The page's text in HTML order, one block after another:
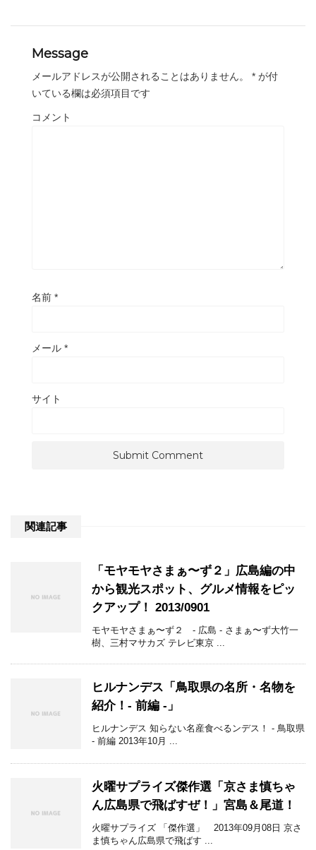
Message
メールアドレスが公開されることはありません。 * が付
いている欄は必須項目です
コメント
名前 *
メール *
サイト
関連記事
「モヤモヤさまぁ〜ず２」広島編の中
から観光スポット、グルメ情報をピッ
クアップ！ 2013/0901
モヤモヤさまぁ〜ず２ - 広島 - さまぁ〜ず大竹一
樹、三村マサカズ テレビ東京 ...
ヒルナンデス「鳥取県の名所・名物を
紹介！- 前編 -」
ヒルナンデス 知らない名産食べるンデス！ - 鳥取県
- 前編 2013年10月 ...
火曜サプライズ傑作選「京さま慎ちゃ
ん広島県で飛ばすぜ！」宮島＆尾道！
火曜サプライズ 「傑作選」 2013年09月08日 京さ
ま慎ちゃん広島県で飛ばす ...